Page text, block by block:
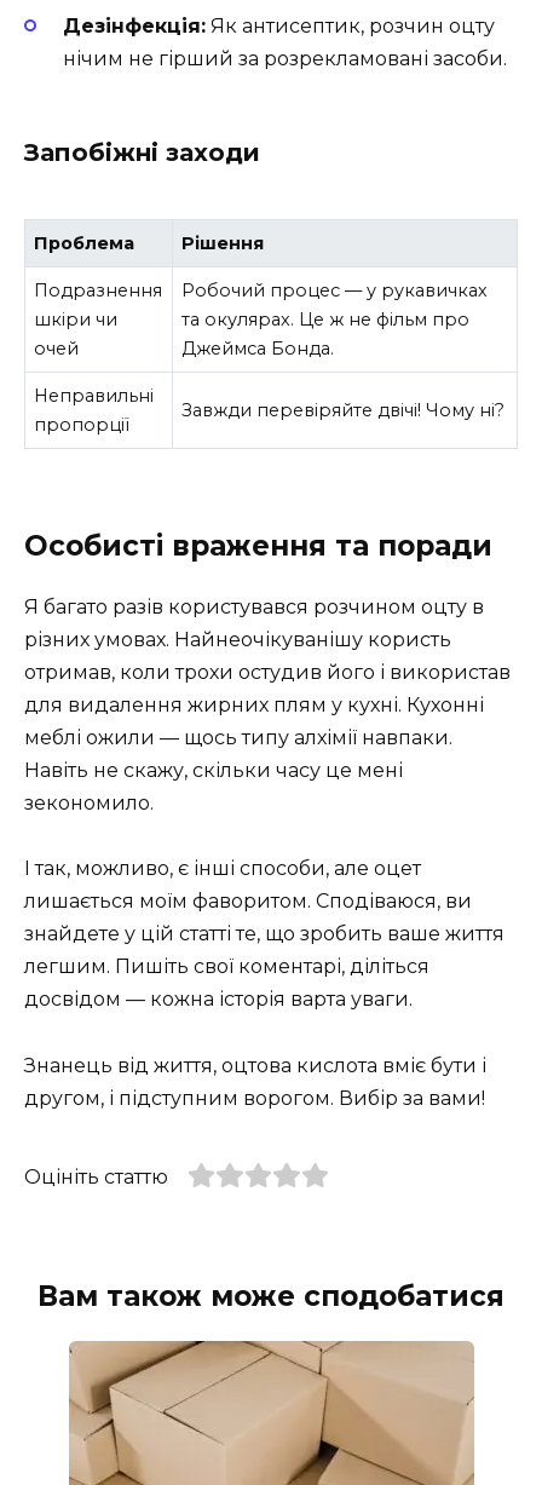
Дезінфекція: Як антисептик, розчин оцту
нічим не гірший за розрекламовані засоби.
Запобіжні заходи
Проблема Рішення
Подразнення
шкіри чи
очей
Робочий процес — у рукавичках
та окулярах. Це ж не фільм про
Джеймса Бонда.
Неправильні
пропорції
Завжди перевіряйте двічі! Чому ні?
Особисті враження та поради
Я багато разів користувався розчином оцту в
різних умовах. Найнеочікуванішу користь
отримав, коли трохи остудив його і використав
для видалення жирних плям у кухні. Кухонні
меблі ожили — щось типу алхімії навпаки.
Навіть не скажу, скільки часу це мені
зекономило.
І так, можливо, є інші способи, але оцет
лишається моїм фаворитом. Сподіваюся, ви
знайдете у цій статті те, що зробить ваше життя
легшим. Пишіть свої коментарі, діліться
досвідом — кожна історія варта уваги.
Знанець від життя, оцтова кислота вміє бути і
другом, і підступним ворогом. Вибір за вами!
Оцініть статтю
Вам також може сподобатися